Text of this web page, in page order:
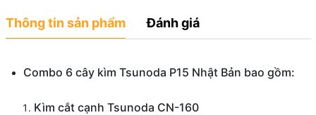
Thông tin sản phẩm Đánh giá
Combo 6 cây kìm Tsunoda P15 Nhật Bản bao gồm:
Kìm cắt cạnh Tsunoda CN-160